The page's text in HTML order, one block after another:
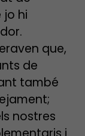
hi
que,
de
també
nostres